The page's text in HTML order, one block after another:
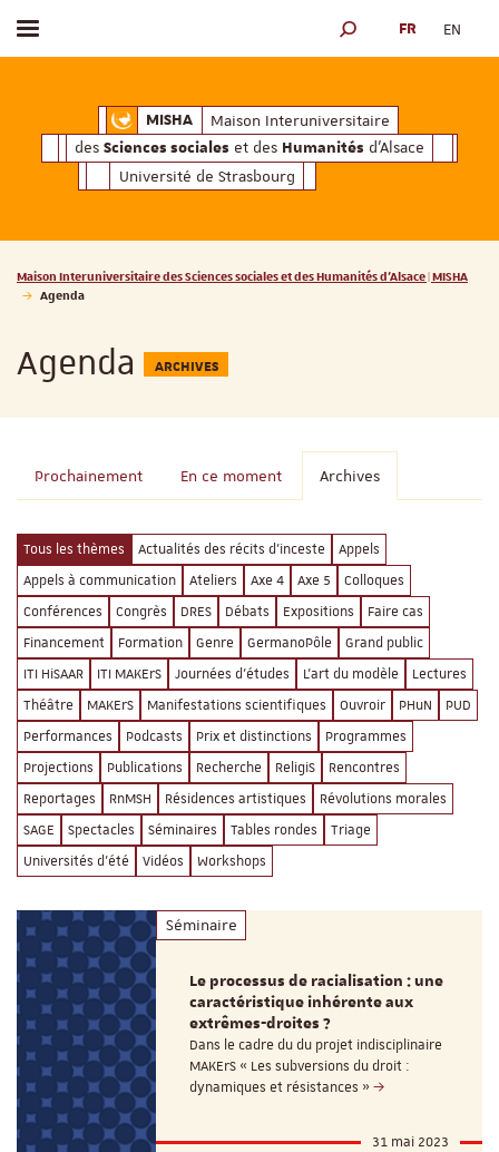
MISHAMaison Interuniversitaire des
Maison Interuniversitaire
des Sciences sociales et des Humanités d'Alsace
Université de Strasbourg
Afficher / masquer le menu MOTEUR DE
FR EN
Vous êtes ici :
Maison Interuniversitaire des Sciences sociales et des Humanités d'Alsace | MISHA
Agenda
Agenda ARCHIVES
Prochainement En ce moment Archives
Tous les thèmes Actualités des récits d'inceste
Appels
Appels à communication
Ateliers Axe 4 Axe 5
Colloques
Conférences
Congrès DRES Débats Expositions
Faire cas
Financement
Formation Genre GermanoPôle
Grand public
ITI HiSAAR
ITI MAKErS Journées d'études L'art du modèle
Lectures
Théâtre
MAKErS Manifestations scientifiques Ouvroir PHuN
PUD
Performances
Podcasts Prix et distinctions
Programmes
Projections
Publications Recherche ReligiS
Rencontres
Reportages
RnMSH Résidences artistiques
Révolutions morales
SAGE
Spectacles Séminaires Tables rondes
Triage
Universités d'été
Vidéos Workshops
Séminaire
Le processus de racialisation : une
caractéristique inhérente aux
extrêmes-droites ?
Dans le cadre du du projet indisciplinaire
MAKErS « Les subversions du droit :
dynamiques et résistances »
31 mai 2023